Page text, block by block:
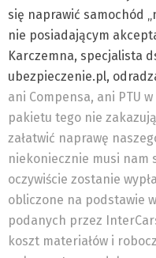
się naprawić samochód
nie posiadającym
Karczemna, specjalista
ubezpieczenie.pl,
ani Compensa, ani PTU
pakietu tego nie
załatwić naprawę
niekoniecznie musi nam
oczywiście zostanie
obliczone na podstawie
podanych przez
koszt materiałów i